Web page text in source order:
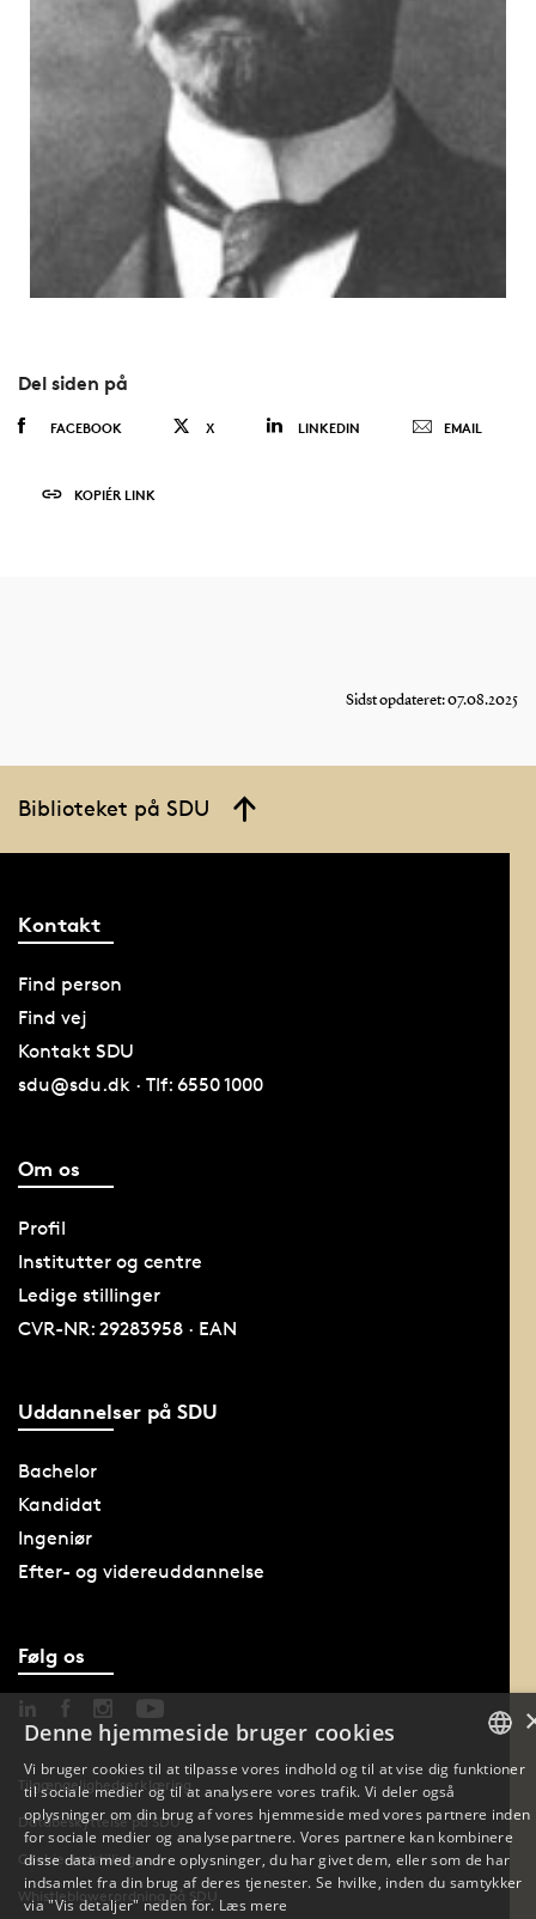
Del siden på
FACEBOOK X LINKEDIN EMAIL
KOPIÉR LINK
Sidst opdateret: 07.08.2025
Biblioteket på SDU
Kontakt
Find person
Find vej
Kontakt SDU
sdu@sdu.dk · Tlf: 6550 1000
Om os
Profil
Institutter og centre
Ledige stillinger
CVR-NR: 29283958 · EAN
Uddannelser på SDU
Bachelor
Kandidat
Ingeniør
Efter- og videreuddannelse
Følg os
Tilgængelighedserklæring
Databeskyttelse på SDU
Cookie-indstillinger
Whistleblowerordning på SDU
ENGLISH
Denne hjemmeside bruger cookies
Vi bruger cookies til at tilpasse vores indhold og til at vise dig funktioner
til sociale medier og til at analysere vores trafik. Vi deler også
oplysninger om din brug af vores hjemmeside med vores partnere inden
for sociale medier og analysepartnere. Vores partnere kan kombinere
disse data med andre oplysninger, du har givet dem, eller som de har
indsamlet fra din brug af deres tjenester. Se hvilke, inden du samtykker
via "Vis detaljer" neden for. Læs mere